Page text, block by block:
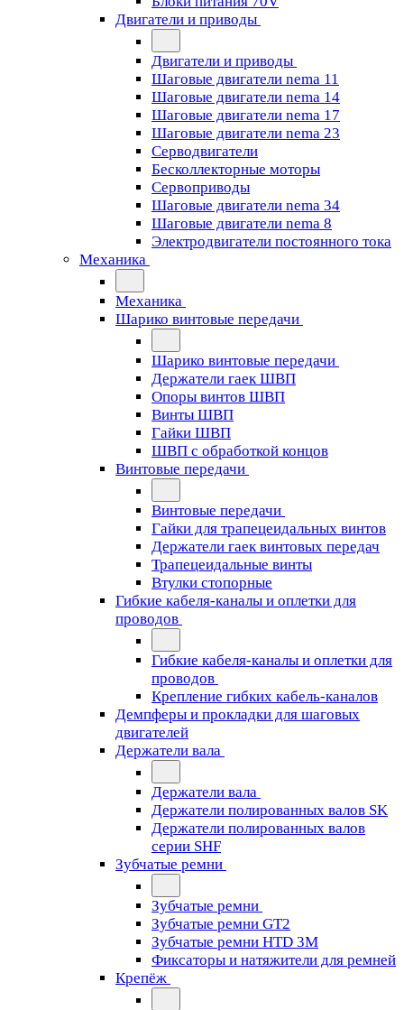
Двигатели и приводы
Двигатели и приводы
Шаговые двигатели nema 11
Шаговые двигатели nema 14
Шаговые двигатели nema 17
Шаговые двигатели nema 23
Cерводвигатели
Бесколлекторные моторы
Сервоприводы
Шаговые двигатели nema 34
Шаговые двигатели nema 8
Электродвигатели постоянного тока
Механика
Механика
Шарико винтовые передачи
Шарико винтовые передачи
Держатели гаек ШВП
Опоры винтов ШВП
Винты ШВП
Гайки ШВП
ШВП с обработкой концов
Винтовые передачи
Винтовые передачи
Гайки для трапецеидальных винтов
Держатели гаек винтовых передач
Трапецеидальные винты
Втулки стопорные
Гибкие кабеля-каналы и оплетки для
проводов
Гибкие кабеля-каналы и оплетки для
проводов
Крепление гибких кабель-каналов
Демпферы и прокладки для шаговых
двигателей
Держатели вала
Держатели вала
Держатели полированных валов SK
Держатели полированных валов
серии SHF
Зубчатые ремни
Зубчатые ремни
Зубчатые ремни GT2
Зубчатые ремни HTD 3M
Фиксаторы и натяжители для ремней
Крепёж